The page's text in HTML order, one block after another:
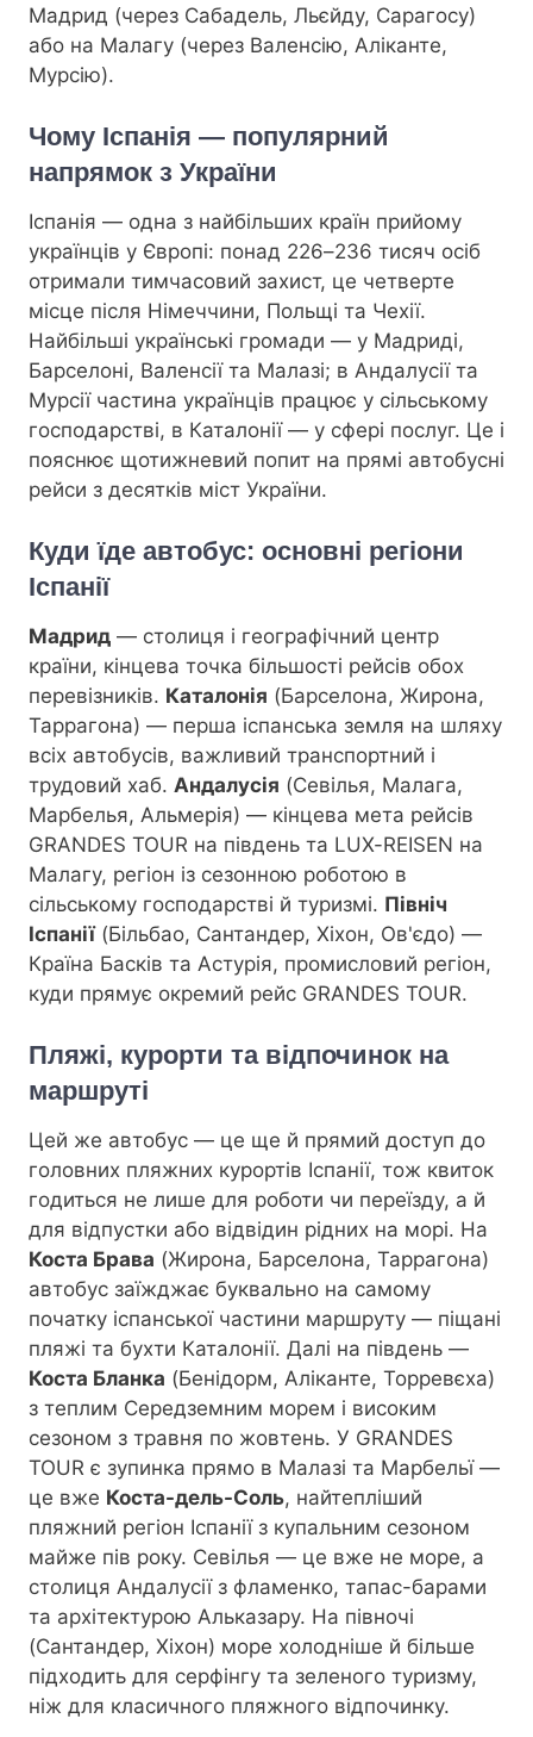
Мадрид (через Сабадель, Льєйду, Сарагосу)
або на Малагу (через Валенсію, Аліканте,
Мурсію).
Чому Іспанія — популярний
напрямок з України
Іспанія — одна з найбільших країн прийому
українців у Європі: понад 226–236 тисяч осіб
отримали тимчасовий захист, це четверте
місце після Німеччини, Польщі та Чехії.
Найбільші українські громади — у Мадриді,
Барселоні, Валенсії та Малазі; в Андалусії та
Мурсії частина українців працює у сільському
господарстві, в Каталонії — у сфері послуг. Це і
пояснює щотижневий попит на прямі автобусні
рейси з десятків міст України.
Куди їде автобус: основні регіони
Іспанії
Мадрид — столиця і географічний центр
країни, кінцева точка більшості рейсів обох
перевізників. Каталонія (Барселона, Жирона,
Таррагона) — перша іспанська земля на шляху
всіх автобусів, важливий транспортний і
трудовий хаб. Андалусія (Севілья, Малага,
Марбелья, Альмерія) — кінцева мета рейсів
GRANDES TOUR на південь та LUX-REISEN на
Малагу, регіон із сезонною роботою в
сільському господарстві й туризмі. Північ
Іспанії(Більбао, Сантандер, Хіхон, Ов'єдо) —
Країна Басків та Астурія, промисловий регіон,
куди прямує окремий рейс GRANDES TOUR.
Пляжі, курорти та відпочинок на
маршруті
Цей же автобус — це ще й прямий доступ до
головних пляжних курортів Іспанії, тож квиток
годиться не лише для роботи чи переїзду, а й
для відпустки або відвідин рідних на морі. На
Костa Брава (Жирона, Барселона, Таррагона)
автобус заїжджає буквально на самому
початку іспанської частини маршруту — піщані
пляжі та бухти Каталонії. Далі на південь —
Коста Бланка (Бенідорм, Аліканте, Торревєха)
з теплим Середземним морем і високим
сезоном з травня по жовтень. У GRANDES
TOUR є зупинка прямо в Малазі та Марбельї —
це вже Коста-дель-Соль, найтепліший
пляжний регіон Іспанії з купальним сезоном
майже пів року. Севілья — це вже не море, а
столиця Андалусії з фламенко, тапас-барами
та архітектурою Альказару. На півночі
(Сантандер, Хіхон) море холодніше й більше
підходить для серфінгу та зеленого туризму,
ніж для класичного пляжного відпочинку.